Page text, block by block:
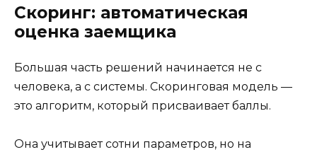
Скоринг: автоматическая
оценка заемщика
Большая часть решений начинается не с
человека, а с системы. Скоринговая модель —
это алгоритм, который присваивает баллы.
Она учитывает сотни параметров, но на